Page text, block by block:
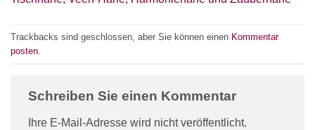
Trackbacks sind geschlossen, aber Sie können einen Kommentar
posten
Schreiben Sie einen Kommentar
Ihre E-Mail-Adresse wird nicht veröffentlicht.